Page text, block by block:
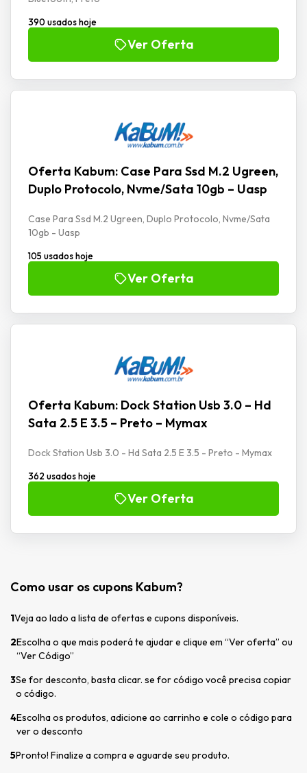
390 usados hoje
Ver Oferta
Oferta Kabum: Case Para Ssd M.2 Ugreen,
Duplo Protocolo, Nvme/Sata 10gb – Uasp
Case Para Ssd M.2 Ugreen, Duplo Protocolo, Nvme/Sata
10gb - Uasp
105 usados hoje
Ver Oferta
Oferta Kabum: Dock Station Usb 3.0 – Hd
Sata 2.5 E 3.5 – Preto – Mymax
Dock Station Usb 3.0 - Hd Sata 2.5 E 3.5 - Preto - Mymax
362 usados hoje
Ver Oferta
Como usar os cupons Kabum?
1Veja ao lado a lista de ofertas e cupons disponíveis.
2Escolha o que mais poderá te ajudar e clique em “Ver oferta” ou
“Ver Código”
3Se for desconto, basta clicar. se for código você precisa copiar
o código.
4Escolha os produtos, adicione ao carrinho e cole o código para
ver o desconto
5Pronto! Finalize a compra e aguarde seu produto.